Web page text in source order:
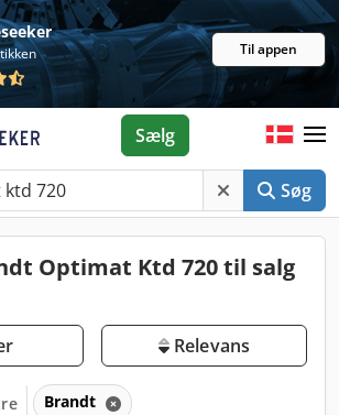
Til appen
Søg
Sælg
Optimat Ktd 720 til salg
Relevans
Brandt